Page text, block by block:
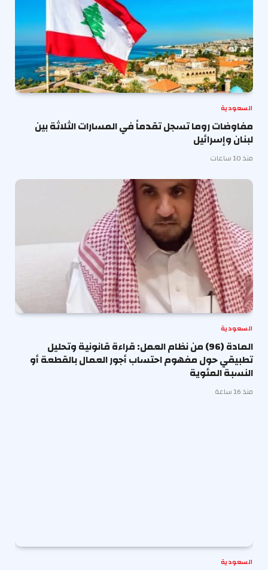
السعودية
مفاوضات روما تسجل تقدماً في المسارات الثلاثة بين
لبنان وإسرائيل
منذ 10 ساعات
السعودية
المادة (96) من نظام العمل: قراءة قانونية وتحليل
تطبيقي حول مفهوم احتساب أجور العمال بالقطعة أو
النسبة المئوية
منذ 16 ساعة
السعودية